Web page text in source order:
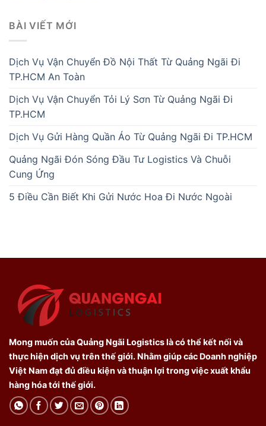
BÀI VIẾT MỚI
Dịch Vụ Vận Chuyển Đồ Nội Thất Từ Quảng Ngãi Đi
TP.HCM An Toàn
Dịch Vụ Vận Chuyển Tỏi Lý Sơn Từ Quảng Ngãi Đi
TP.HCM
Dịch Vụ Gửi Hàng Quần Áo Từ Quảng Ngãi Đi TP.HCM
Quảng Ngãi Đón Sóng Đầu Tư Logistics Và Chuỗi
Cung Ứng
5 Điều Cần Biết Khi Gửi Nước Hoa Đi Nước Ngoài
Mong muốn của Quảng Ngãi Logistics là có thể kết nối và
thực hiện dịch vụ trên thế giới. Nhằm giúp các Doanh nghiệp
Việt Nam đạt đủ điều kiện và thuận lợi trong việc xuất khẩu
hàng hóa tới thế giới.